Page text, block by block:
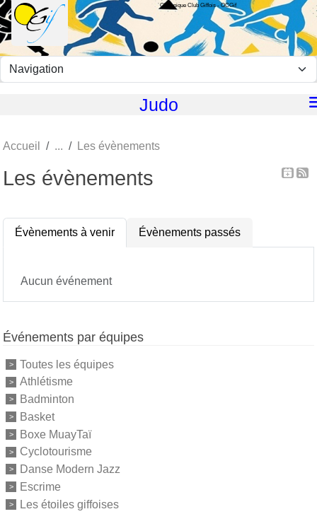
Olympique Club Giffois - OCGif
Judo
Accueil Les évènements
Les évènements
Évènements à venir Évènements passés
Aucun événement
Événements par équipes
Toutes les équipes
Athlétisme
Badminton
Basket
Boxe MuayTaï
Cyclotourisme
Danse Modern Jazz
Escrime
Les étoiles giffoises
Panneau de gestion des cookies